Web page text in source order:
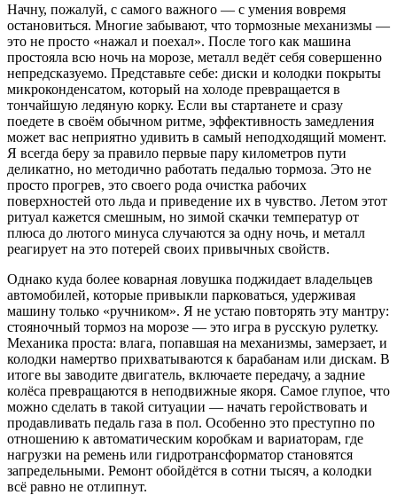
Начну, пожалуй, с самого важного — с умения вовремя
остановиться. Многие забывают, что тормозные механизмы —
это не просто «нажал и поехал». После того как машина
простояла всю ночь на морозе, металл ведёт себя совершенно
непредсказуемо. Представьте себе: диски и колодки покрыты
микроконденсатом, который на холоде превращается в
тончайшую ледяную корку. Если вы стартанете и сразу
поедете в своём обычном ритме, эффективность замедления
может вас неприятно удивить в самый неподходящий момент.
Я всегда беру за правило первые пару километров пути
деликатно, но методично работать педалью тормоза. Это не
просто прогрев, это своего рода очистка рабочих
поверхностей ото льда и приведение их в чувство. Летом этот
ритуал кажется смешным, но зимой скачки температур от
плюса до лютого минуса случаются за одну ночь, и металл
реагирует на это потерей своих привычных свойств.
Однако куда более коварная ловушка поджидает владельцев
автомобилей, которые привыкли парковаться, удерживая
машину только «ручником». Я не устаю повторять эту мантру:
стояночный тормоз на морозе — это игра в русскую рулетку.
Механика проста: влага, попавшая на механизмы, замерзает, и
колодки намертво прихватываются к барабанам или дискам. В
итоге вы заводите двигатель, включаете передачу, а задние
колёса превращаются в неподвижные якоря. Самое глупое, что
можно сделать в такой ситуации — начать геройствовать и
продавливать педаль газа в пол. Особенно это преступно по
отношению к автоматическим коробкам и вариаторам, где
нагрузки на ремень или гидротрансформатор становятся
запредельными. Ремонт обойдётся в сотни тысяч, а колодки
всё равно не отлипнут.